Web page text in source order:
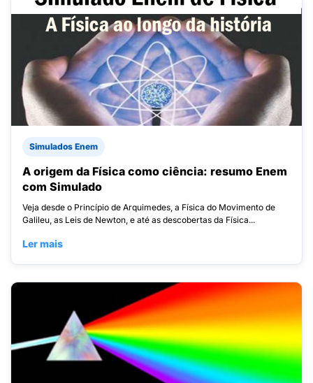
Simulados Enem
A origem da Física como ciência: resumo Enem
com Simulado
Veja desde o Princípio de Arquimedes, a Física do Movimento de
Galileu, as Leis de Newton, e até as descobertas da Física...
Ler mais